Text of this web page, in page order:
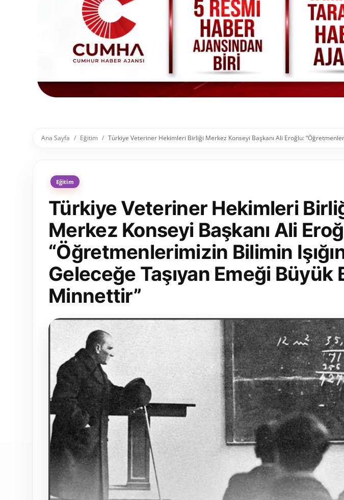
Sivil Toplum Kuruluşları
Kamu Kurumları ve Üst Kurullar
Resmi Reklamlar
Ana Sayfa Eğitim Türkiye Veteriner Hekimleri Birliği Merkez Konseyi Başkanı Ali Eroğlu:
Eğitim
Türkiye Veteriner Hekimleri
Merkez Konseyi Başkanı Ali
“Öğretmenlerimizin Bilimin
Geleceğe Taşıyan Emeği Büyük
Minnettir”